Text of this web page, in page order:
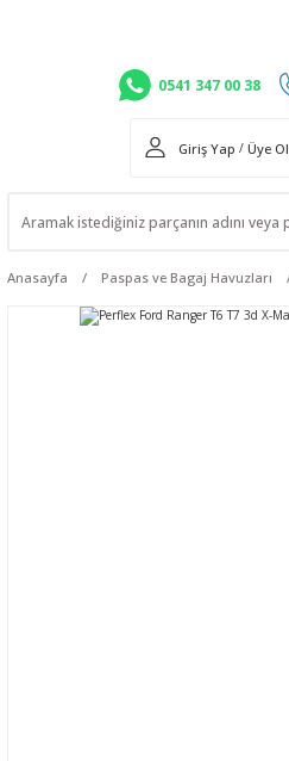
0541 347 00 38
Giriş Yap / Üye Ol
Anasayfa Paspas ve Bagaj Havuzları